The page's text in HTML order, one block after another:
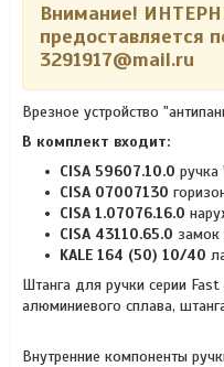
Внимание!
предоставляется
3291917@mail.ru
Врезное устройство
В комплект входит:
CISA 59607.10.0 ручка
CISA 07007130
CISA 1.07076.16.0
CISA 43110.65.0 замок
KALE 164 (50) 10/40
Штанга для ручки серии
алюминиевого сплава,
Внутренние компоненты